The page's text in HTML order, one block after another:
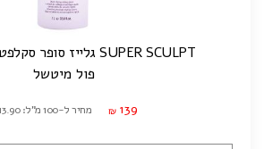
SUPER SCULPT גלייז סופר סקלפט | 1000 מ"ל
פול מיטשל
₪ 139 מחיר ל-100 מ"ל: ₪13.90